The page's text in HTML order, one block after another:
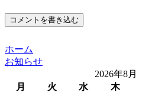
コメントを書き込む
ホーム
お知らせ
2026年8月
月
火 水 木